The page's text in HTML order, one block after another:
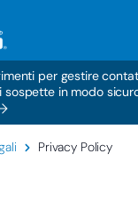
per gestire
sospette in modo
Privacy Policy